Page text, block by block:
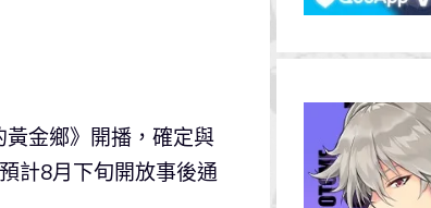
金鄉》開播，確定與
計8月下旬開放事後通